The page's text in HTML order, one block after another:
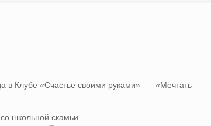
в Клубе «Счастье своими руками» — «Мечтать
школьной скамьи…